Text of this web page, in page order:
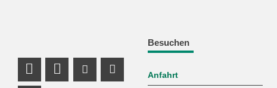
Besuchen
Anfahrt
LinkedIn Profil
Profil Mastodon
Youtube Profil
Instagram Profil